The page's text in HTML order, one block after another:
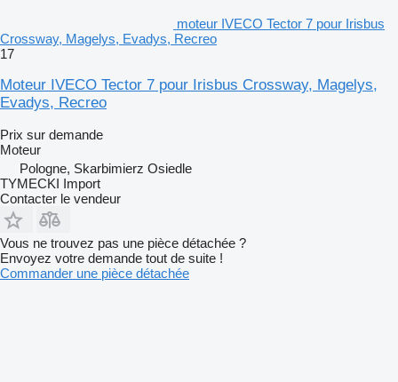
moteur IVECO Tector 7 pour Irisbus
Crossway, Magelys, Evadys, Recreo
17
Moteur IVECO Tector 7 pour Irisbus Crossway, Magelys,
Evadys, Recreo
Prix sur demande
Moteur
Pologne, Skarbimierz Osiedle
TYMECKI Import
Contacter le vendeur
Vous ne trouvez pas une pièce détachée ?
Envoyez votre demande tout de suite !
Commander une pièce détachée